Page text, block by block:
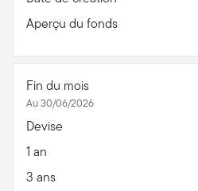
Aperçu du fonds
Fin du mois
Au 30/06/2026
Devise
1 an
3 ans